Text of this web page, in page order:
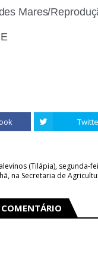
Mares/
(Tilápia), segunda-
na Secretaria de